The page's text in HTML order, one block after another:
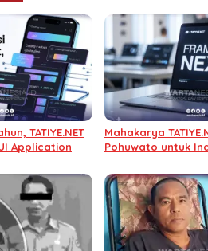
TATIYE.NET
Application
Mahakarya
Pohuwato untuk